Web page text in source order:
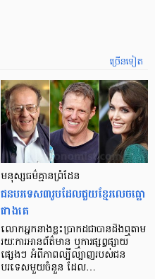
ច្រើនទៀត
មនុស្ស​ធម៌​គ្មាន​ព្រំដែន
ជន​បរទេស​៣​រូប​ដែល​ជួយ​ខ្មែរ​លេច​ធ្លោ​
ជាង​គេ
លោកអ្នក​នាង​ខ្លះ​ប្រាកដ​ជា​បាន​​ដឹង​ឮ​តាម​
រយៈ​ការ​អាន​ព័ត៌មាន ឬ​ការ​ផ្សព្វផ្សាយ​
ផ្សេងៗ អំពី​ភាព​ល្បីល្បាញ​របស់​ជន​
បរទេស​មួយ​ចំនួន ដែល…